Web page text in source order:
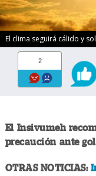
El clima seguirá cálido y
2
El Insivumeh
precaución ante
OTRAS NOTICIAS: